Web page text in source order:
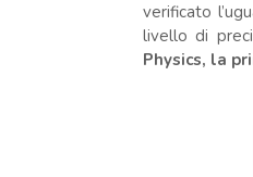
verificato
livello di
Physics, la